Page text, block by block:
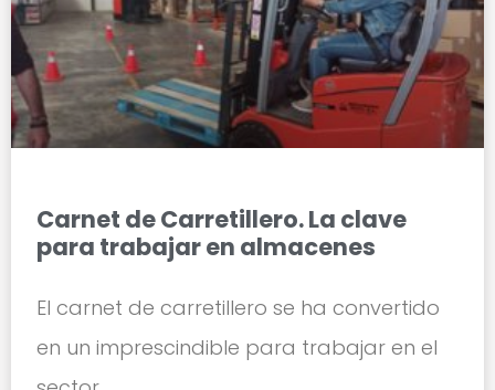
Carnet de Carretillero. La clave
para trabajar en almacenes
El carnet de carretillero se ha convertido
en un imprescindible para trabajar en el